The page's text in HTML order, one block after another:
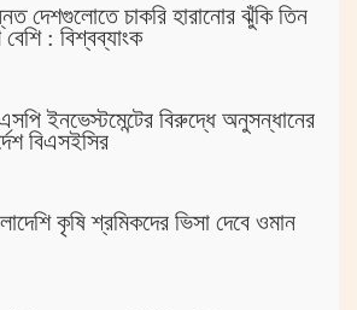
দেশগুলোতে চাকরি হারানোর ঝুঁকি তিন
: বিশ্বব্যাংক
ইনভেস্টমেন্টের বিরুদ্ধে অনুসন্ধানের
বিএসইসির
কৃষি শ্রমিকদের ভিসা দেবে ওমান